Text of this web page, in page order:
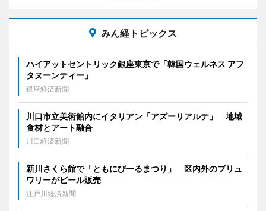
みん経トピックス
ハイアットセントリック銀座東京で「韓国ウェルネス アフ
タヌーンティー」
銀座経済新聞
川口市立美術館内にイタリアン「アズーリアルテ」 地域
食材とアート融合
川口経済新聞
新川さくら館で「ともにびーるまつり」 区内外のブリュ
ワリーがビール販売
江戸川経済新聞